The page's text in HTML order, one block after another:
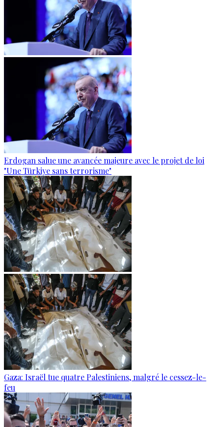
Erdogan salue une avancée majeure avec le projet de loi
"Une Türkiye sans terrorisme"
Gaza: Israël tue quatre Palestiniens, malgré le cessez-le-
feu